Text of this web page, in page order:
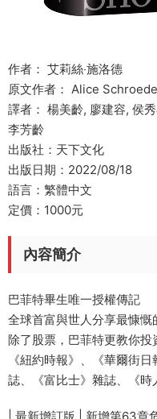
作者： 艾莉絲‧施洛德
原文作者： Alice
譯者： 楊美齡, 廖建容, 侯
李芳齡
出版社：天下文化
出版日期：2022/08/18
語言：繁體中文
定價：1000元
內容簡介
巴菲特畢生唯一授權傳記
全球首富與世人分享最慷慨
除了股票，巴菲特更教你投
《紐約時報》、《華爾街
誌、《富比士》雜誌、《時